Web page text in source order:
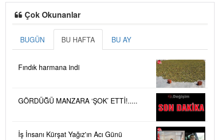
Çok Okunanlar
BUGÜN BU HAFTA BU AY
Fındık harmana indi
GÖRDÜĞÜ MANZARA ‘ŞOK’ ETTİ!.....
İş İnsanı Kürşat Yağız'ın Acı Günü